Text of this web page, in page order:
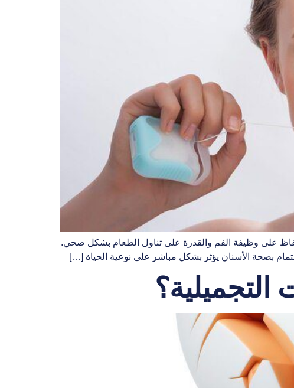
على وظيفة الفم والقدرة على تناول الطعام بشكل صحي.
بصحة الأسنان يؤثر بشكل مباشر على نوعية الحياة […]